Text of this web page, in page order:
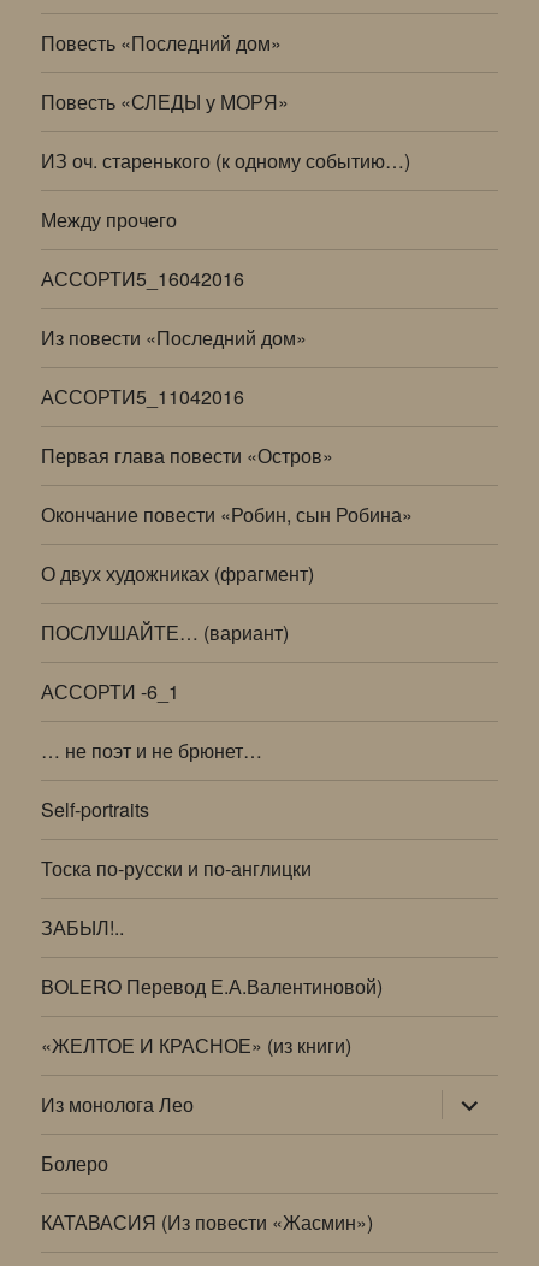
Повесть «Последний дом»
Повесть «СЛЕДЫ у МОРЯ»
ИЗ оч. старенького (к одному событию…)
Между прочего
АССОРТИ5_16042016
Из повести «Последний дом»
АССОРТИ5_11042016
Первая глава повести «Остров»
Окончание повести «Робин, сын Робина»
О двух художниках (фрагмент)
ПОСЛУШАЙТЕ… (вариант)
АССОРТИ -6_1
… не поэт и не брюнет…
Self-portraits
Тоска по-русски и по-англицки
ЗАБЫЛ!..
BOLERO Перевод Е.А.Валентиновой)
«ЖЕЛТОЕ И КРАСНОЕ» (из книги)
Из монолога Лео раскрыть
дочернее
меню
Болеро
КАТАВАСИЯ (Из повести «Жасмин»)